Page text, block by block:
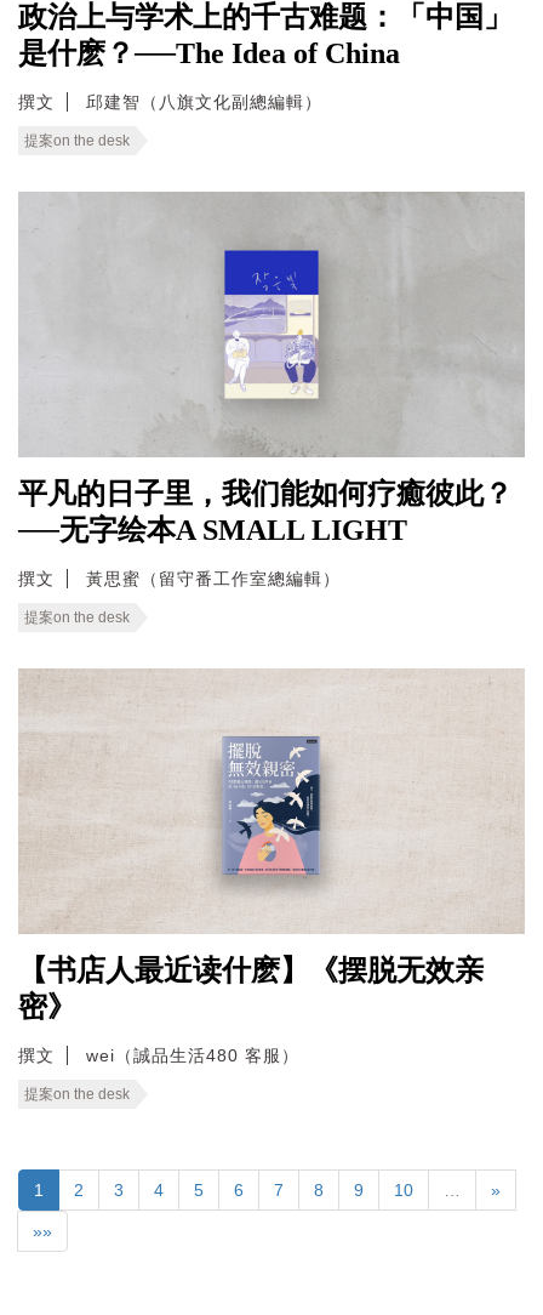
政治上与学术上的千古难题：「中国」
是什麽？──The Idea of China
撰文 邱建智（八旗文化副總編輯）
提案on the desk
平凡的日子里，我们能如何疗癒彼此？
──无字绘本A SMALL LIGHT
撰文 黃思蜜（留守番工作室總編輯）
提案on the desk
【书店人最近读什麽】《摆脱无效亲
密》
撰文 wei（誠品生活480 客服）
提案on the desk
1 2 3 4 5 6 7 8 9 10 »
»»